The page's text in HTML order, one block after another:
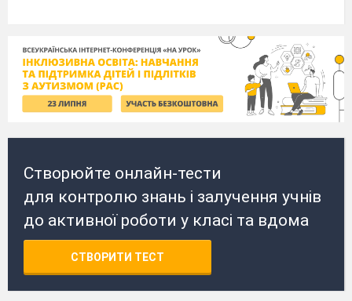
Створюйте онлайн-тести
для контролю знань і залучення учнів
до активної роботи у класі та вдома
СТВОРИТИ ТЕСТ